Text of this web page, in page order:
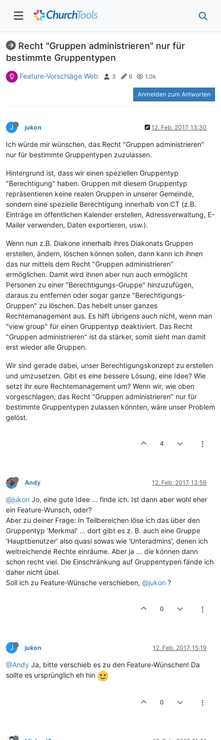
Recht "Gruppen administrieren" nur für
bestimmte Gruppentypen
Feature-Vorschläge Web 3 6 1.0k
Anmelden zum Antworten
J jukon 12. Feb. 2017, 13:30
Ich würde mir wünschen, das Recht "Gruppen administrieren"
nur für bestimmte Gruppentypen zuzulassen.
Hintergrund ist, dass wir einen speziellen Gruppentyp
"Berechtigung" haben. Gruppen mit diesem Gruppentyp
repräsentieren keine realen Gruppen in unserer Gemeinde,
sondern eine spezielle Berechtigung innerhalb von CT (z.B.
Einträge im öffentlichen Kalender erstellen, Adressverwaltung, E-
Mailer verwenden, Daten exportieren, usw.).
Wenn nun z.B. Diakone innerhalb ihres Diakonats Gruppen
erstellen, ändern, löschen können sollen, dann kann ich ihnen
das nur mittels dem Recht "Gruppen administrieren"
ermöglichen. Damit wird ihnen aber nun auch ermöglicht
Personen zu einer "Berechtigungs-Gruppe" hinzuzufügen,
daraus zu entfernen oder sogar ganze "Berechtigungs-
Gruppen" zu löschen. Das hebelt unser ganzes
Rechtemanagement aus. Es hilft übrigens auch nicht, wenn man
"view group" für einen Gruppentyp deaktiviert. Das Recht
"Gruppen administrieren" ist da stärker, somit sieht man damit
erst wieder alle Gruppen.
Wir sind gerade dabei, unser Berechtigungskonzept zu erstellen
und umzusetzen. Gibt es eine bessere Lösung, eine Idee? Wie
setzt ihr eure Rechtemanagement um? Wenn wir, wie oben
vorgeschlagen, das Recht "Gruppen administrieren" nur für
bestimmte Gruppentypen zulassen könnten, wäre unser Problem
gelöst.
4
Andy 12. Feb. 2017, 13:59
@jukon Jo, eine gute Idee ... finde ich. Ist dann aber wohl eher
ein Feature-Wunsch, oder?
Aber zu deiner Frage: In Teilbereichen löse ich das über den
Gruppentyp 'Merkmal' ... dort gibt es z. B. auch eine Gruppe
'Hauptbenutzer' also quasi sowas wie 'Unteradmins', denen ich
weitreichende Rechte einräume. Aber ja ... die können dann
schon recht viel. Die Einschränkung auf Gruppentypen fände ich
daher nicht übel.
Soll ich zu Feature-Wünsche verschieben, @jukon ?
0
J jukon 12. Feb. 2017, 15:19
@Andy Ja, bitte verschieb es zu den Feature-Wünschen! Da
sollte es ursprünglich eh hin
0